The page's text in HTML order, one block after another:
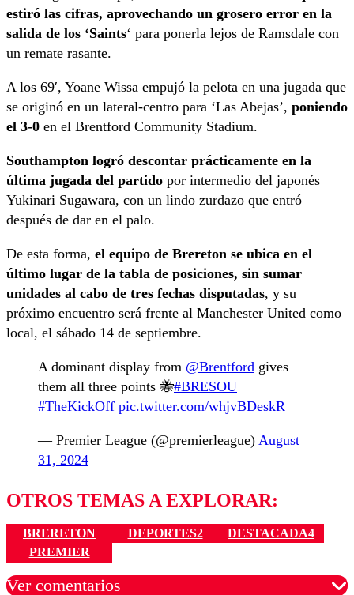
estiró las cifras, aprovechando un grosero error en la
salida de los ‘Saints‘ para ponerla lejos de Ramsdale con
un remate rasante.
A los 69′, Yoane Wissa empujó la pelota en una jugada que
se originó en un lateral-centro para ‘Las Abejas’, poniendo
el 3-0 en el Brentford Community Stadium.
Southampton logró descontar prácticamente en la
última jugada del partido por intermedio del japonés
Yukinari Sugawara, con un lindo zurdazo que entró
después de dar en el palo.
De esta forma, el equipo de Brereton se ubica en el
último lugar de la tabla de posiciones, sin sumar
unidades al cabo de tres fechas disputadas, y su
próximo encuentro será frente al Manchester United como
local, el sábado 14 de septiembre.
A dominant display from @Brentford gives
them all three points 🐝#BRESOU
#TheKickOff pic.twitter.com/whjvBDeskR
— Premier League (@premierleague) August
31, 2024
OTROS TEMAS A EXPLORAR:
BRERETON DEPORTES2
DESTACADA4
PREMIER
Ver comentarios